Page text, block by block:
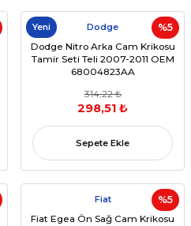
%5
Yeni Dodge
Dodge Nitro Arka Cam Krikosu
Tamir Seti Teli 2007-2011 OEM
68004823AA
314,22 ₺
298,51 ₺
Sepete Ekle
%5
Fiat
Fiat Egea Ön Sağ Cam Krikosu